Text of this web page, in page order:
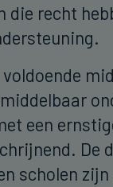
die recht
een
De
scholen zijn